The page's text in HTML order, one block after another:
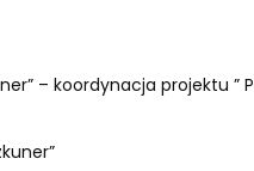
– koordynacja projektu ”